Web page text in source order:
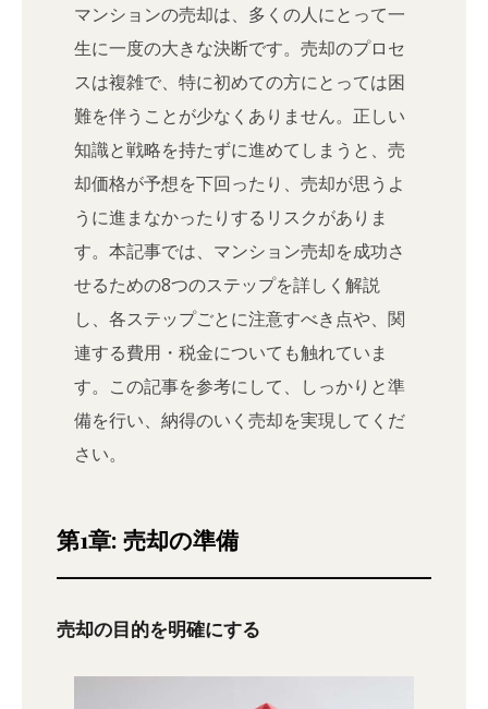
マンションの売却は、多くの人にとって一
生に一度の大きな決断です。売却のプロセ
スは複雑で、特に初めての方にとっては困
難を伴うことが少なくありません。正しい
知識と戦略を持たずに進めてしまうと、売
却価格が予想を下回ったり、売却が思うよ
うに進まなかったりするリスクがありま
す。本記事では、マンション売却を成功さ
せるための8つのステップを詳しく解説
し、各ステップごとに注意すべき点や、関
連する費用・税金についても触れていま
す。この記事を参考にして、しっかりと準
備を行い、納得のいく売却を実現してくだ
さい。
第1章: 売却の準備
売却の目的を明確にする